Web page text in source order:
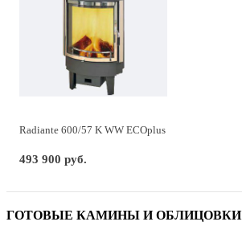
Radiante 600/57 K WW ECOplus
493 900 руб.
ГОТОВЫЕ КАМИНЫ И ОБЛИЦОВКИ